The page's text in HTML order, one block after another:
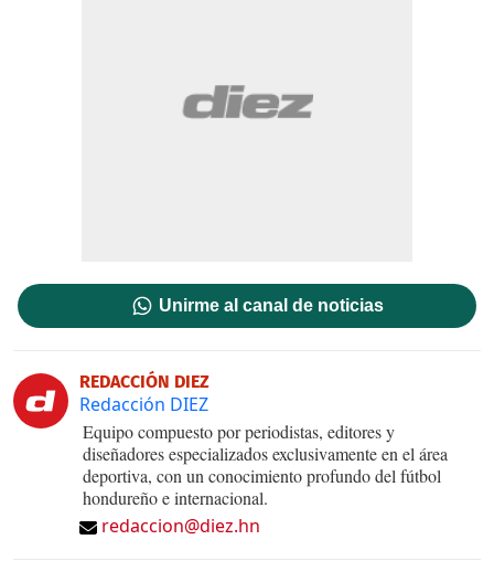
Unirme al canal de noticias
REDACCIÓN DIEZ
Redacción DIEZ
Equipo compuesto por periodistas, editores y
diseñadores especializados exclusivamente en el área
deportiva, con un conocimiento profundo del fútbol
hondureño e internacional.
redaccion@diez.hn